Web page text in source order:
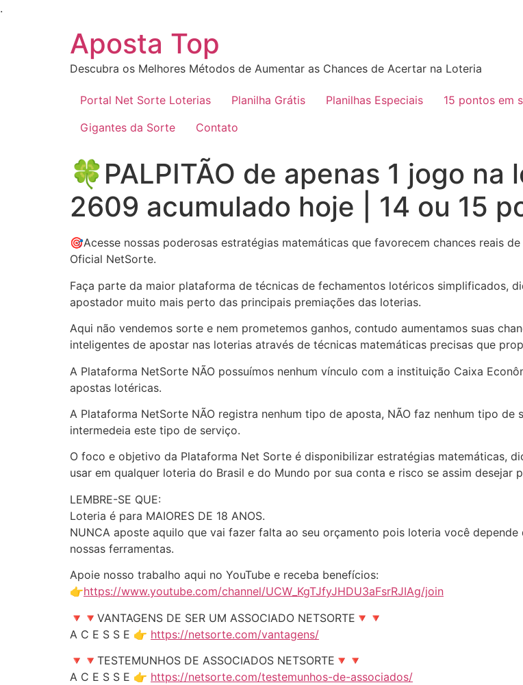
.
Aposta Top
Descubra os Melhores Métodos de Aumentar as Chances de Acertar na Loteria
Portal Net Sorte Loterias Planilha Grátis Planilhas Especiais 15 pontos em
Gigantes da Sorte
Contato
🍀PALPITÃO de apenas 1 jogo
2609 acumulado hoje | 14 ou 15
🎯Acesse nossas poderosas estratégias matemáticas que favorecem chances reais
Oficial NetSorte.
Faça parte da maior plataforma de técnicas de fechamentos lotéricos simplificados,
apostador muito mais perto das principais premiações das loterias.
Aqui não vendemos sorte e nem prometemos ganhos, contudo aumentamos suas
inteligentes de apostar nas loterias através de técnicas matemáticas precisas que
A Plataforma NetSorte NÃO possuímos nenhum vínculo com a instituição Caixa
apostas lotéricas.
A Plataforma NetSorte NÃO registra nenhum tipo de aposta, NÃO faz nenhum tipo
intermedeia este tipo de serviço.
O foco e objetivo da Plataforma Net Sorte é disponibilizar estratégias matemáticas,
usar em qualquer loteria do Brasil e do Mundo por sua conta e risco se assim desejar
LEMBRE-SE QUE:
Loteria é para MAIORES DE 18 ANOS.
NUNCA aposte aquilo que vai fazer falta ao seu orçamento pois loteria você depende
nossas ferramentas.
Apoie nosso trabalho aqui no YouTube e receba benefícios:
👉https://www.youtube.com/channel/UCW_KgTJfyJHDU3aFsrRJIAg/join
🔻🔻VANTAGENS DE SER UM ASSOCIADO NETSORTE🔻🔻
A C E S S E 👉 https://netsorte.com/vantagens/
🔻🔻TESTEMUNHOS DE ASSOCIADOS NETSORTE🔻🔻
A C E S S E 👉 https://netsorte.com/testemunhos-de-associados/